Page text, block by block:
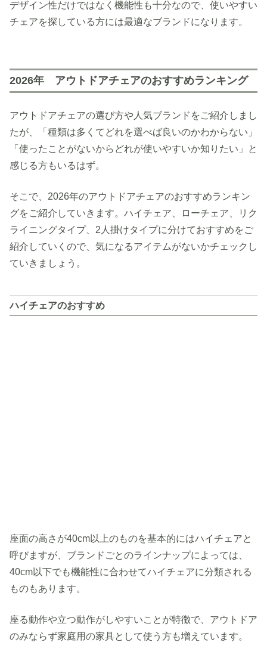
デザイン性だけではなく機能性も十分なので、使いやすい
チェアを探している方には最適なブランドになります。
2026年 アウトドアチェアのおすすめランキング
アウトドアチェアの選び方や人気ブランドをご紹介しまし
たが、「種類は多くてどれを選べば良いのかわからない」
「使ったことがないからどれが使いやすいか知りたい」と
感じる方もいるはず。
そこで、2026年のアウトドアチェアのおすすめランキン
グをご紹介していきます。ハイチェア、ローチェア、リク
ライニングタイプ、2人掛けタイプに分けておすすめをご
紹介していくので、気になるアイテムがないかチェックし
ていきましょう。
ハイチェアのおすすめ
座面の高さが40cm以上のものを基本的にはハイチェアと
呼びますが、ブランドごとのラインナップによっては、
40cm以下でも機能性に合わせてハイチェアに分類される
ものもあります。
座る動作や立つ動作がしやすいことが特徴で、アウトドア
のみならず家庭用の家具として使う方も増えています。